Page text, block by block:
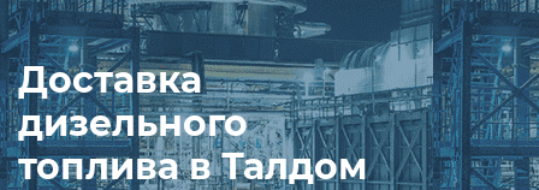
Доставка
дизельного
топлива в Талдом